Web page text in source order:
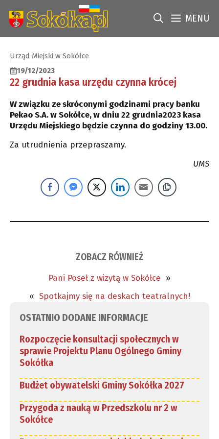
treści
MENU
Urząd Miejski w Sokółce
19/12/2023
22 grudnia kasa urzędu czynna krócej
W związku ze skróconymi godzinami pracy banku
Pekao S.A. w Sokółce, w dniu 22 grudnia2023 kasa
Urzędu Miejskiego będzie czynna do godziny 13.00.
Za utrudnienia przepraszamy.
UMS
ZOBACZ RÓWNIEŻ
Pani Poseł z wizytą w Sokółce »
« Spotkajmy się na deskach teatralnych!
OSTATNIO DODANE INFORMACJE
Rozpoczęcie konsultacji społecznych w
sprawie Projektu Planu Ogólnego Gminy
Sokółka
Budżet obywatelski Gminy Sokółka 2027
Przygoda z nauką w Przedszkolu nr 2 w
Sokółce